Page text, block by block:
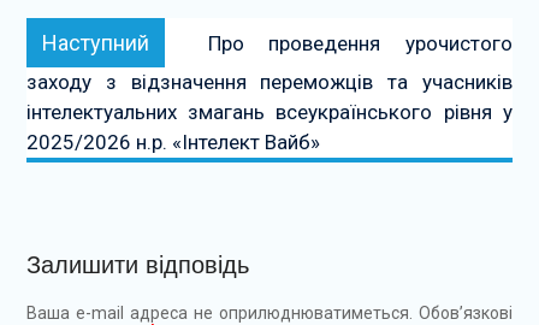
Наступний Наступний:
Про проведення урочистого
заходу з відзначення переможців та учасників
інтелектуальних змагань всеукраїнського рівня у
2025/2026 н.р. «Інтелект Вайб»
Залишити відповідь
Ваша e-mail адреса не оприлюднюватиметься. Обов’язкові